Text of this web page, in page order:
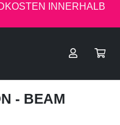
INNERHALB
- BEAM